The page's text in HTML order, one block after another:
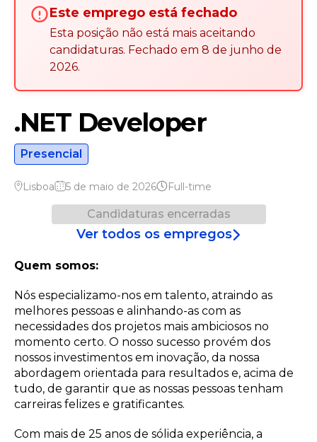
organizações e na transformação
digital dos seus ecossistemas de
aplicações, a Neotalent Conclusion
garante a melhor combinação
Este emprego está fechado
Esta posição não está mais aceitando
candidaturas. Fechado em 8 de junho de
2026.
.NET Developer
Presencial
Lisboa 5 de maio de 2026 Full-time
Candidaturas encerradas
Ver todos os empregos
Quem somos:
Nós especializamo-nos em talento, atraindo as
melhores pessoas e alinhando-as com as
necessidades dos projetos mais ambiciosos no
momento certo. O nosso sucesso provém dos
nossos investimentos em inovação, da nossa
abordagem orientada para resultados e, acima de
tudo, de garantir que as nossas pessoas tenham
carreiras felizes e gratificantes.
Com mais de 25 anos de sólida experiência, a